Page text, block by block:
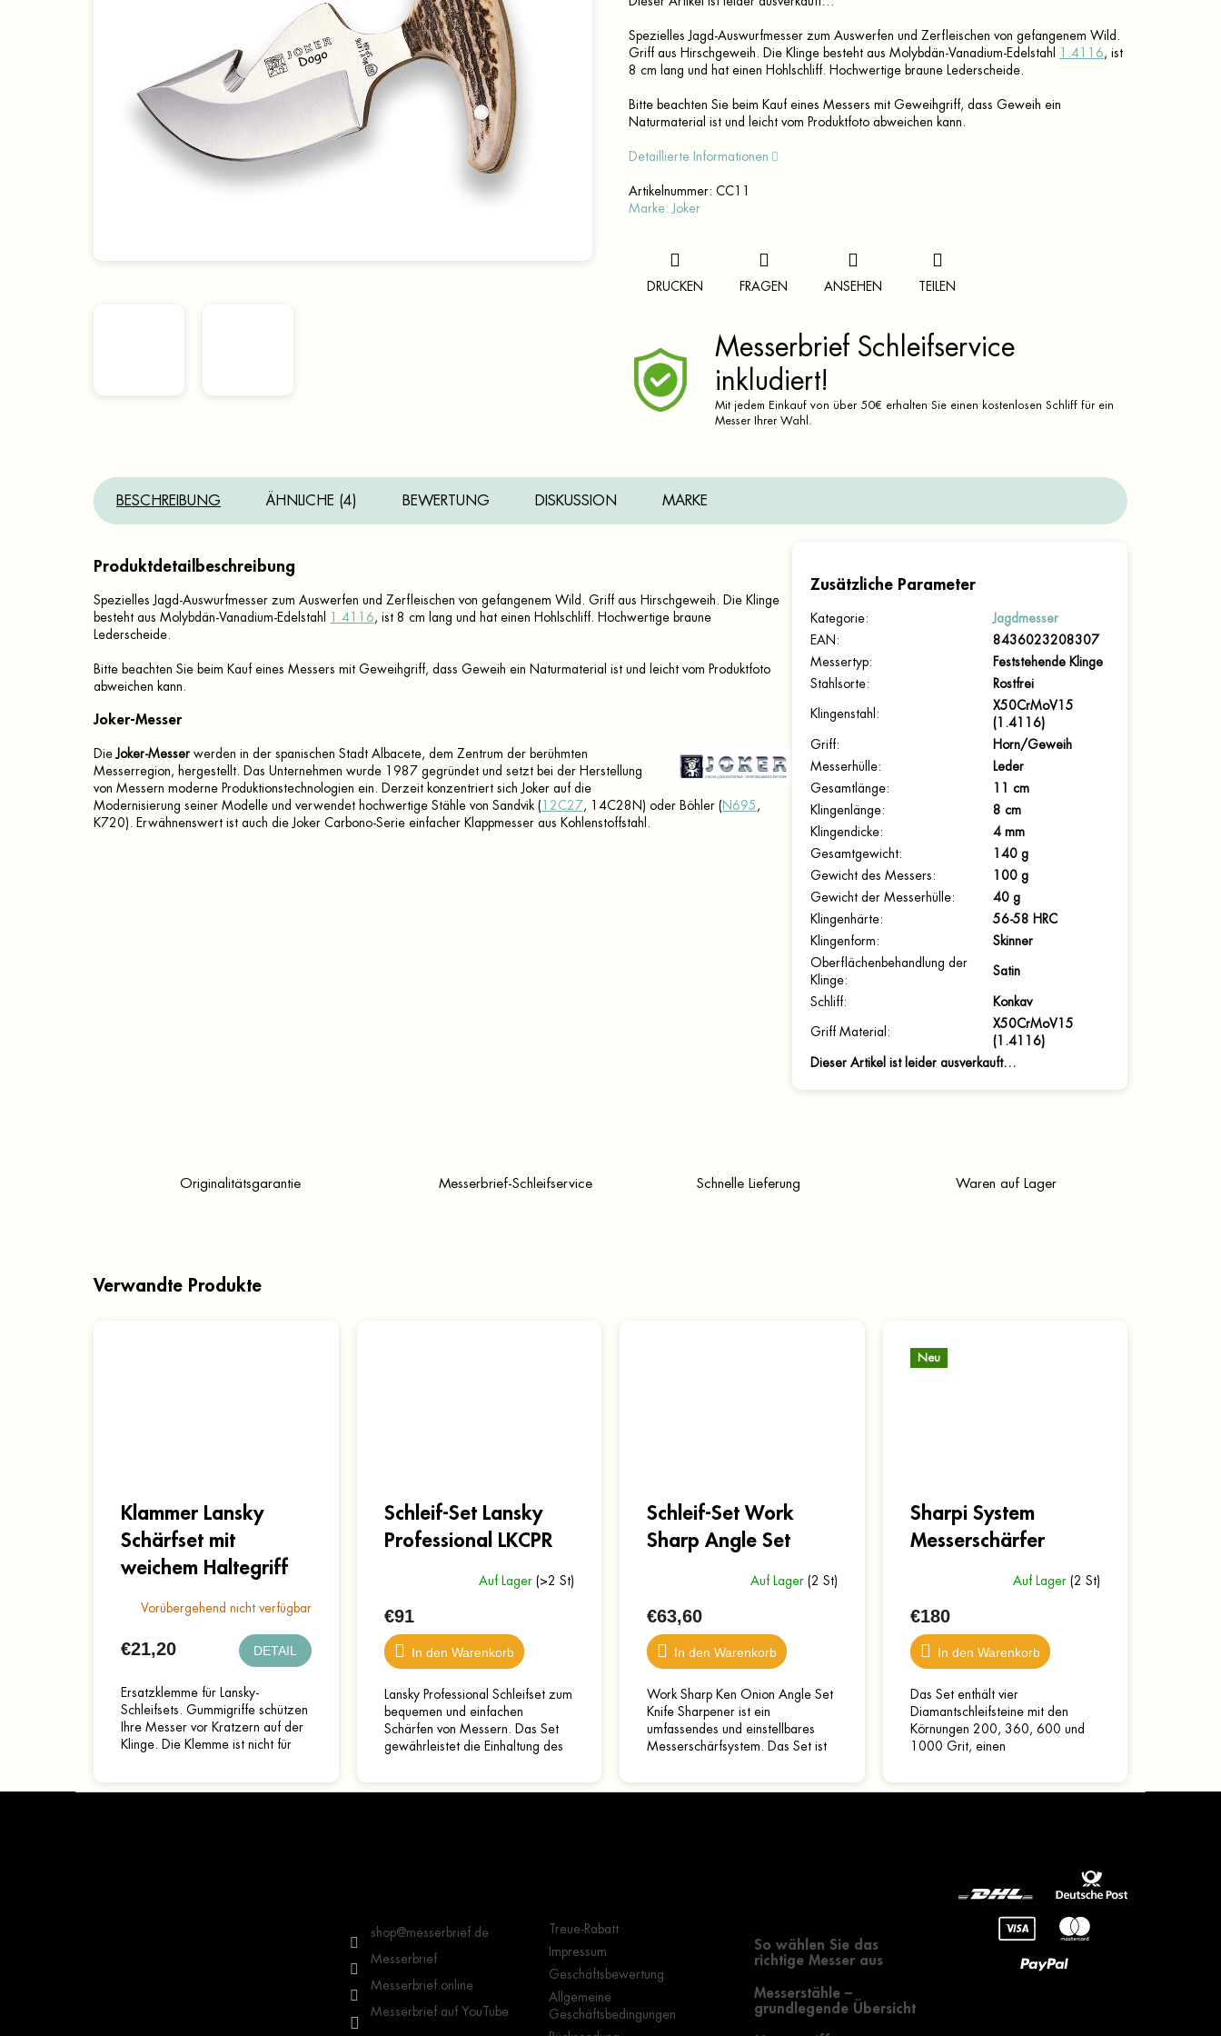
Spezielles Jagd-Auswurfmesser zum Auswerfen und Zerfleischen von gefangenem Wild.
Griff aus Hirschgeweih. Die Klinge besteht aus Molybdän-Vanadium-Edelstahl
1.4116 , ist
8 cm lang und hat einen Hohlschliff . Hochwertige braune Lederscheide.
Bitte beachten Sie beim Kauf eines Messers mit Geweihgriff, dass Geweih ein
Naturmaterial ist und leicht vom Produktfoto abweichen kann.
Detaillierte Informationen
Artikelnummer: CC11
Marke:
Joker
DRUCKEN FRAGEN ANSEHEN TEILEN
Messerbrief Schleifservice
inkludiert!
Mit jedem Einkauf von über 50€ erhalten Sie einen kostenlosen Schliff für ein
Messer Ihrer Wahl.
BESCHREIBUNG ÄHNLICHE (4) BEWERTUNG DISKUSSION MARKE
Produktdetailbeschreibung
Spezielles Jagd-Auswurfmesser zum Auswerfen und Zerfleischen von gefangenem Wild. Griff aus Hirschgeweih. Die Klinge
besteht aus Molybdän-Vanadium-Edelstahl
1.4116 , ist 8 cm lang und hat einen Hohlschliff . Hochwertige braune
Lederscheide.
Bitte beachten Sie beim Kauf eines Messers mit Geweihgriff, dass Geweih ein Naturmaterial ist und leicht vom Produktfoto
abweichen kann.
Joker-Messer
Die Joker-Messer werden in der spanischen Stadt Albacete, dem Zentrum der berühmten
Messerregion, hergestellt. Das Unternehmen wurde 1987 gegründet und setzt bei der Herstellung
von Messern moderne Produktionstechnologien ein. Derzeit konzentriert sich Joker auf die
Modernisierung seiner Modelle und verwendet hochwertige Stähle von Sandvik ( 12C27 , 14C28N) oder Böhler ( N695 ,
K720). Erwähnenswert ist auch die Joker Carbono-Serie einfacher Klappmesser aus Kohlenstoffstahl.
Zusätzliche Parameter
Kategorie:
Jagdmesser
EAN :
8436023208307
Messertyp:
Feststehende Klinge
Stahlsorte: Rostfrei
Klingenstahl :
X50CrMoV15
(1.4116)
Griff:
Horn/Geweih
Messerhülle:
Leder
Gesamtlänge:
11 cm
Klingenlänge:
8 cm
Klingendicke:
4 mm
Gesamtgewicht:
140 g
Gewicht des Messers :
100 g
Gewicht der Messerhülle:
40 g
Klingenhärte:
56-58 HRC
Klingenform :
Skinner
Oberflächenbehandlung der
Klinge:
Satin
Schliff: Konkav
Griff Material :
X50CrMoV15
(1.4116)
Dieser Artikel ist leider ausverkauft…
Originalitätsgarantie Messerbrief-Schleifservice Schnelle Lieferung Waren auf Lager
Verwandte Produkte
Klammer Lansky
Schärfset mit
weichem Haltegriff
Vorübergehend nicht verfügbar
€21,20 DETAIL
Ersatzklemme für Lansky-
Schleifsets. Gummigriffe schützen
Ihre Messer vor Kratzern auf der
Klinge. Die Klemme ist nicht für
Schleif-Set Lansky
Professional LKCPR
Auf Lager (>2 St)
€91
In den Warenkorb
Lansky Professional Schleifset zum
bequemen und einfachen
Schärfen von Messern. Das Set
gewährleistet die Einhaltung des
auch Anfänger damit...
Schleif-Set Work
Sharp Angle Set
Auf Lager (2 St)
€63,60
In den Warenkorb
Work Sharp Ken Onion Angle Set
Knife Sharpener ist ein
umfassendes und einstellbares
Messerschärfsystem. Das Set ist
Schleifsteinen ausgestattet. Die...
Neu
Sharpi System
Messerschärfer
Auf Lager (2 St)
€180
In den Warenkorb
Das Set enthält vier
Diamantschleifsteine mit den
Körnungen 200, 360, 600 und
1000 Grit, einen
Abziehstein mit Leder. Im
shop@messerbrief.de
Messerbrief
Messerbrief.online
Messerbrief auf YouTube
Treue-Rabatt
Impressum
Geschäftsbewertung
Allgemeine
Geschäftsbedingungen
So wählen Sie das
richtige Messer aus
Messerstähle –
grundlegende Übersicht